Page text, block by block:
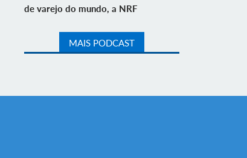
de varejo do mundo, a NRF
MAIS PODCAST